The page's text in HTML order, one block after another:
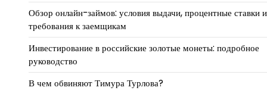
Обзор онлайн-займов: условия выдачи, процентные ставки и
требования к заемщикам
Инвестирование в российские золотые монеты: подробное
руководство
В чем обвиняют Тимура Турлова?